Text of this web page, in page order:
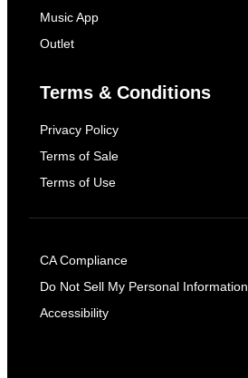
Music App
Outlet
Terms & Conditions
Privacy Policy
Terms of Sale
Terms of Use
CA Compliance
Do Not Sell My Personal Information
Accessibility